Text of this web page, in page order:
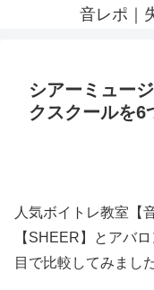
音レポ｜
シアーミュー
クスクールを6
人気ボイトレ教室【
【SHEER】とアバ
目で比較してみました